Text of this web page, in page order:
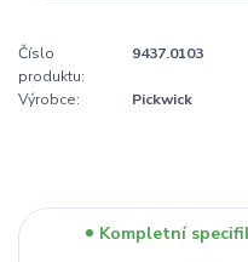
Číslo
produktu:
9437.0103
Výrobce: Pickwick
Kompletní